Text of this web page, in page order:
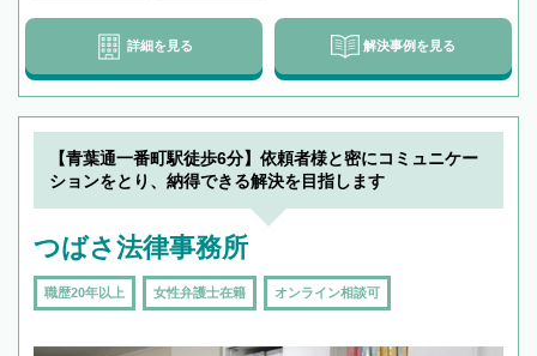
詳細を見る 解決事例を見る
【青葉通一番町駅徒歩6分】依頼者様と密にコミュニケー
ションをとり、納得できる解決を目指します
つばさ法律事務所
職歴20年以上 女性弁護士在籍 オンライン相談可